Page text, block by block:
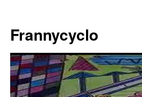
contenu
Frannycyclo